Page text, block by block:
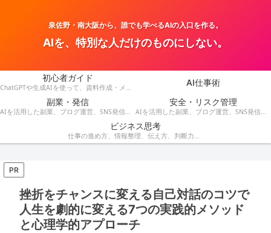
泉佐野・南大阪から、誰でも学べるAIの入口を作る。
AIを、特別な人だけのものにしない。
初心者ガイド
ChatGPTや生成AIを使って、資料作成・メール・会議・業務改善を効率化する方法を紹介します。
AI仕事術
副業・発信
AIを活用した副業、ブログ運営、SNS発信、収益化のアイデアを発信します。
安全・リスク管理
AIを活用した副業、ブログ運営、SNS発信、コンテンツ作成、収益化の方法を紹介します。
ビジネス思考
仕事の進め方、情報整理、伝え方、判断力など、AI時代に役立つビジネス思考を解説します。
PR
挫折をチャンスに変える自己対話のコツで
人生を劇的に変える7つの実践的メソッド
と心理学的アプローチ